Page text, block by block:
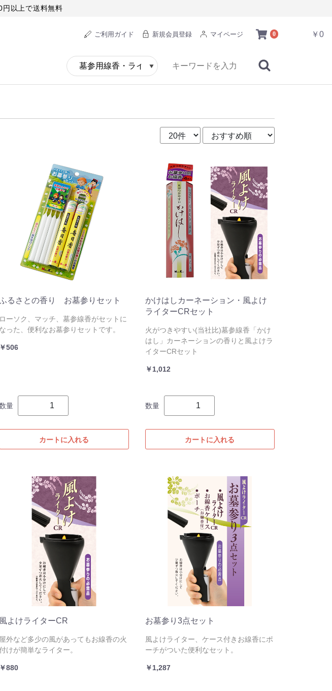
以上で送料無料
0 ￥0
ご利用ガイド 新規会員登録 マイページ
るさとの香り お墓参りセット
ローソク、マッチ、墓参線香がセットに
なった、便利なお墓参りセットです。
￥506
量
カートに入れる
かけはしカーネーション・風よけ
ライターCRセット
火がつきやすい(当社比)墓参線香 「かけ
はし」カーネーションの香りと風よけラ
イターCRセット
￥1,012
数量
カートに入れる
風よけライターCR
屋外など多少の風があってもお線香の火
けが簡単なライター。
￥880
お墓参り3点セット
風よけライター、ケース付きお線香にポ
ーチがついた便利なセット。
￥1,287